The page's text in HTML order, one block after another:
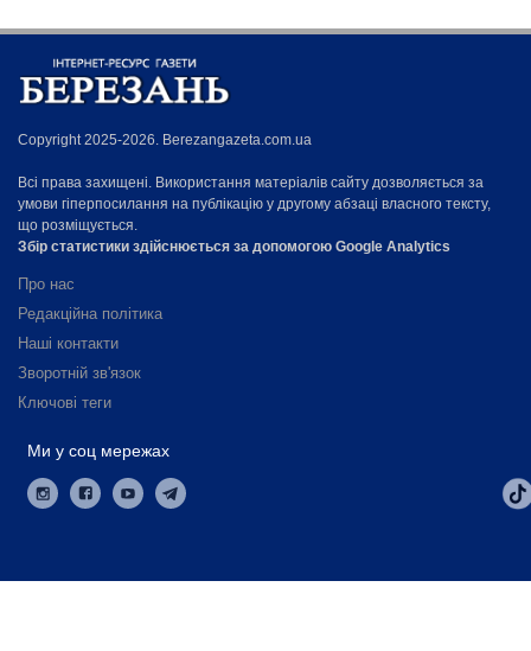
Copyright 2025-2026. Berezangazeta.com.ua
Всі права захищені. Використання матеріалів сайту дозволяється за
умови гіперпосилання на публікацію у другому абзаці власного тексту,
що розміщується.
Збір статистики здійснюється за допомогою Google Analytics
Про нас
Редакційна політика
Наші контакти
Зворотній зв'язок
Ключові теги
Ми у соц мережах